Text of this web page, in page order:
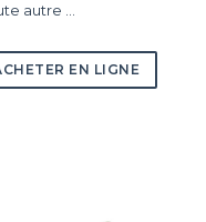
autre ...
EN LIGNE